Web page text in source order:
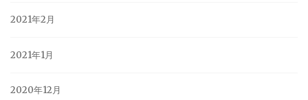
2021年2月
2021年1月
2020年12月